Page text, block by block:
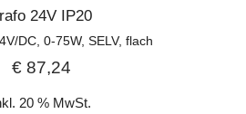
24V IP20
DC, 0-75W, SELV, flach
€ 87,24
20 % MwSt.